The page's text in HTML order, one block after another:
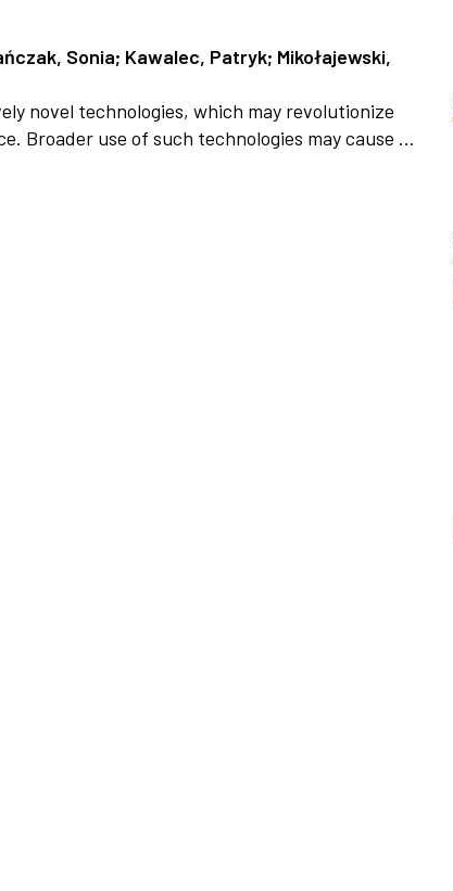
Sonia; Kawalec, Patryk; Mikołajewski,
novel technologies, which may revolutionize
Broader use of such technologies may cause ...